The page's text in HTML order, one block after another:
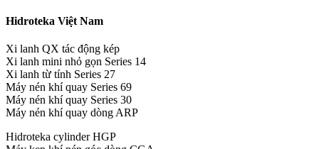
Hidroteka Việt Nam
Xi lanh QX tác động kép
Xi lanh mini nhỏ gọn Series 14
Xi lanh từ tính Series 27
Máy nén khí quay Series 69
Máy nén khí quay Series 30
Máy nén khí quay dòng ARP
Hidroteka cylinder HGP